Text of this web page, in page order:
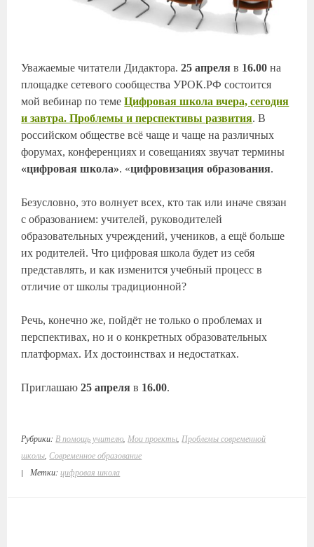
Уважаемые читатели Дидактора.25 апреля в 16.00 на
площадке сетевого сообщества УРОК.РФ состоится
мой вебинар по темеЦифровая школа вчера, сегодня
и завтра. Проблемы и перспективы развития. В
российском обществе всё чаще и чаще на различных
форумах, конференциях и совещаниях звучат термины
«цифровая школа». «цифровизация образования.
Безусловно, это волнует всех, кто так или иначе связан
с образованием: учителей, руководителей
образовательных учреждений, учеников, а ещё больше
их родителей. Что цифровая школа будет из себя
представлять, и как изменится учебный процесс в
отличие от школы традиционной?
Речь, конечно же, пойдёт не только о проблемах и
перспективах, но и о конкретных образовательных
платформах. Их достоинствах и недостатках.
Приглашаю25 апреля в 16.00.
Рубрики:В помощь учителю,Мои проекты,Проблемы современной
школы,Современное образование
|
Метки:цифровая школа